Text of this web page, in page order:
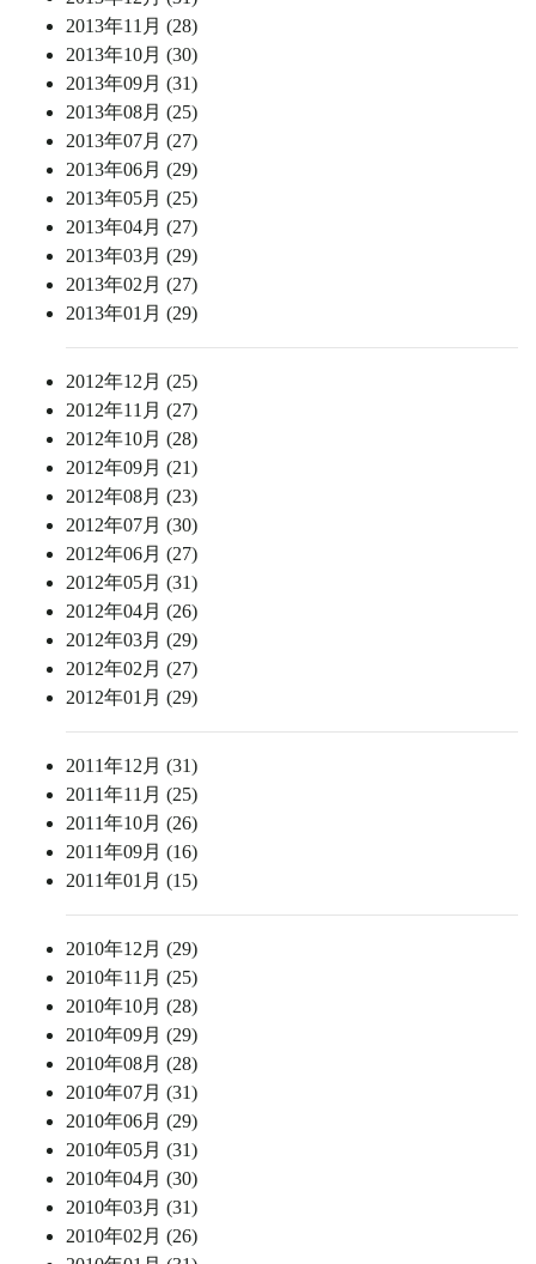
2013年11月 (28)
2013年10月 (30)
2013年09月 (31)
2013年08月 (25)
2013年07月 (27)
2013年06月 (29)
2013年05月 (25)
2013年04月 (27)
2013年03月 (29)
2013年02月 (27)
2013年01月 (29)
2012年12月 (25)
2012年11月 (27)
2012年10月 (28)
2012年09月 (21)
2012年08月 (23)
2012年07月 (30)
2012年06月 (27)
2012年05月 (31)
2012年04月 (26)
2012年03月 (29)
2012年02月 (27)
2012年01月 (29)
2011年12月 (31)
2011年11月 (25)
2011年10月 (26)
2011年09月 (16)
2011年01月 (15)
2010年12月 (29)
2010年11月 (25)
2010年10月 (28)
2010年09月 (29)
2010年08月 (28)
2010年07月 (31)
2010年06月 (29)
2010年05月 (31)
2010年04月 (30)
2010年03月 (31)
2010年02月 (26)